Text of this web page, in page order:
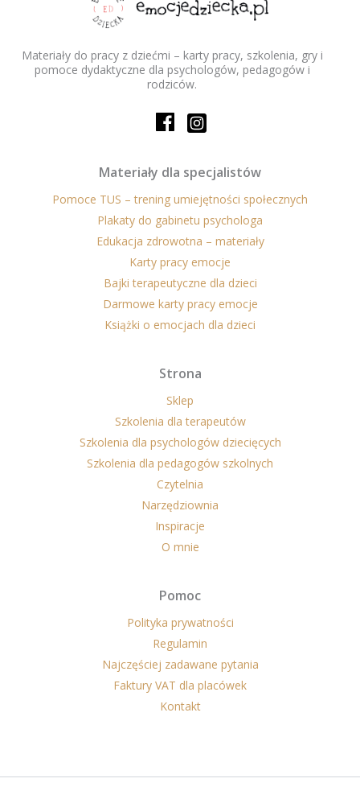
Materiały do pracy z dziećmi – karty pracy, szkolenia, gry i
pomoce dydaktyczne dla psychologów, pedagogów i
rodziców.
Materiały dla specjalistów
Pomoce TUS – trening umiejętności społecznych
Plakaty do gabinetu psychologa
Edukacja zdrowotna – materiały
Karty pracy emocje
Bajki terapeutyczne dla dzieci
Darmowe karty pracy emocje
Książki o emocjach dla dzieci
Strona
Sklep
Szkolenia dla terapeutów
Szkolenia dla psychologów dziecięcych
Szkolenia dla pedagogów szkolnych
Czytelnia
Narzędziownia
Inspiracje
O mnie
Pomoc
Polityka prywatności
Regulamin
Najczęściej zadawane pytania
Faktury VAT dla placówek
Kontakt